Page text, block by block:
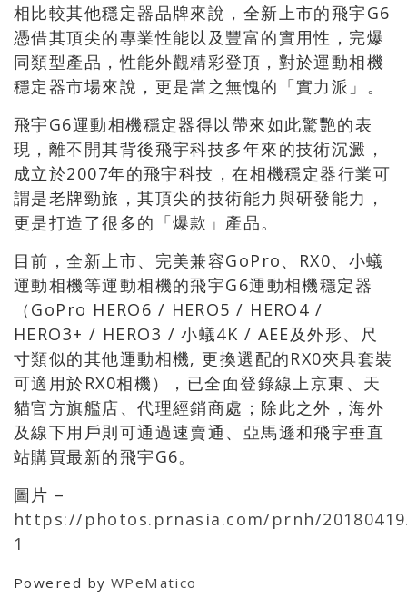
相比較其他穩定器品牌來說，全新上市的飛宇G6
憑借其頂尖的專業性能以及豐富的實用性，完爆
同類型產品，性能外觀精彩登頂，對於運動相機
穩定器市場來說，更是當之無愧的「實力派」。
飛宇G6運動相機穩定器得以帶來如此驚艷的表
現，離不開其背後飛宇科技多年來的技術沉澱，
成立於2007年的飛宇科技，在相機穩定器行業可
謂是老牌勁旅，其頂尖的技術能力與研發能力，
更是打造了很多的「爆款」產品。
目前，全新上市、完美兼容GoPro、RX0、小蟻
運動相機等運動相機的飛宇G6運動相機穩定器
（GoPro HERO6 / HERO5 / HERO4 /
HERO3+ / HERO3 / 小蟻4K / AEE及外形、尺
寸類似的其他運動相機, 更換選配的RX0夾具套裝
可適用於RX0相機），已全面登錄線上京東、天
貓官方旗艦店、代理經銷商處；除此之外，海外
及線下用戶則可通過速賣通、亞馬遜和飛宇垂直
站購買最新的飛宇G6。
圖片 –
https://photos.prnasia.com/prnh/
1
Powered by WPeMatico